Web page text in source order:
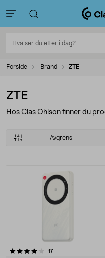
Forside Brand ZTE
ZTE
Hos Clas Ohlson finner du
Avgrens
Produkter
17anmeldelser
4.5 av 5 stjerner